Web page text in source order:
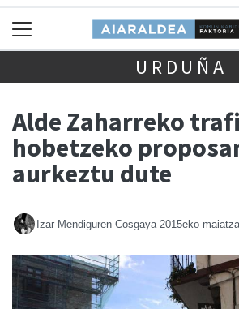
URDUÑA
Alde Zaharreko
hobetzeko
aurkeztu dute
Izar Mendiguren Cosgaya 2015eko